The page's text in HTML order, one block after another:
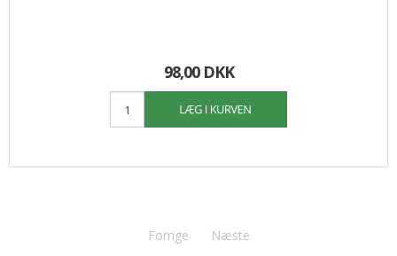
98,00 DKK
Forrige Næste